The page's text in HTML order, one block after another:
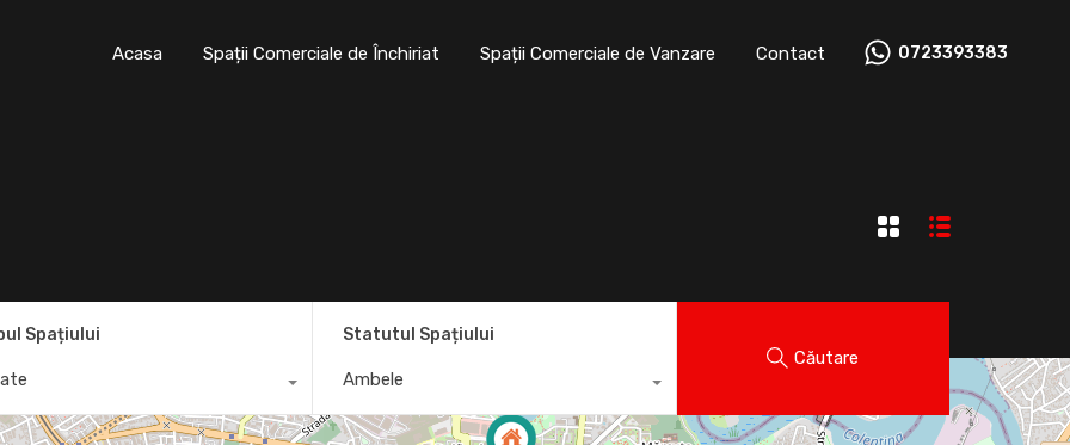
Acasa Spații Comerciale de Închiriat Spații Comerciale de Vanzare Contact 0723393383
Acasa Spații Comerciale de Închiriat Spații Comerciale de Vanzare Contact 0723393383
Spațiului Statutul Spațiului
Ambele
Căutare